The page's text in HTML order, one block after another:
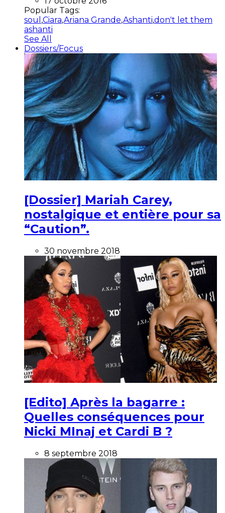
Popular Tags:
soul ,Ciara,Ariana Grande,Ashanti,don't let them
ashanti
See All
Dossiers/Focus
[Dossier] Mariah Carey,
nostalgique et entière pour sa
“Caution”.
30 novembre 2018
[Edito] Après la bagarre :
Quelles conséquences pour
Nicki MInaj et Cardi B ?
8 septembre 2018